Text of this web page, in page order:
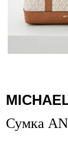
Сумка